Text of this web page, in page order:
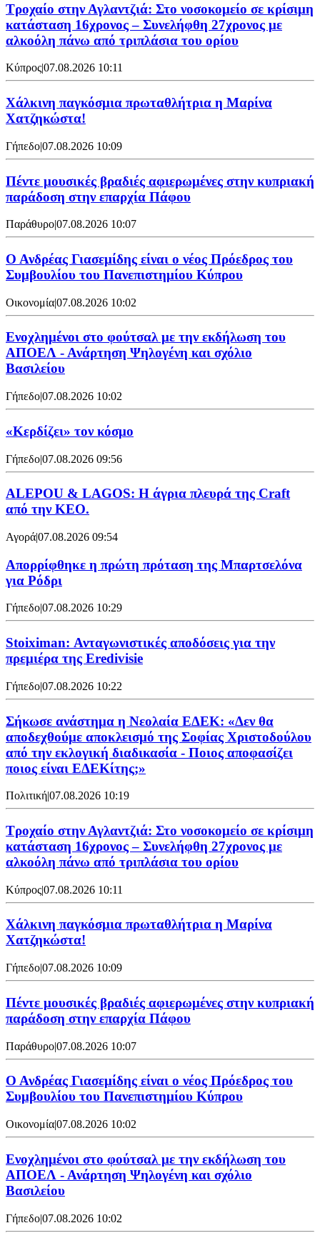
Τροχαίο στην Αγλαντζιά: Στο νοσοκομείο σε κρίσιμη
κατάσταση 16χρονος – Συνελήφθη 27χρονος με
αλκοόλη πάνω από τριπλάσια του ορίου
Κύπρος|07.08.2026 10:11
Χάλκινη παγκόσμια πρωταθλήτρια η Μαρίνα
Χατζηκώστα!
Γήπεδο|07.08.2026 10:09
Πέντε μουσικές βραδιές αφιερωμένες στην κυπριακή
παράδοση στην επαρχία Πάφου
Παράθυρο|07.08.2026 10:07
Ο Ανδρέας Γιασεμίδης είναι ο νέος Πρόεδρος του
Συμβουλίου του Πανεπιστημίου Κύπρου
Οικονομία|07.08.2026 10:02
Ενοχλημένοι στο φούτσαλ με την εκδήλωση του
ΑΠΟΕΛ - Ανάρτηση Ψηλογένη και σχόλιο
Βασιλείου
Γήπεδο|07.08.2026 10:02
«Κερδίζει» τον κόσμο
Γήπεδο|07.08.2026 09:56
ALEPOU & LAGOS: Η άγρια πλευρά της Craft
από την ΚΕΟ.
Αγορά|07.08.2026 09:54
Απορρίφθηκε η πρώτη πρόταση της Μπαρτσελόνα
για Ρόδρι
Γήπεδο|07.08.2026 10:29
Stoiximan: Ανταγωνιστικές αποδόσεις για την
πρεμιέρα της Eredivisie
Γήπεδο|07.08.2026 10:22
Σήκωσε ανάστημα η Νεολαία ΕΔΕΚ: «Δεν θα
αποδεχθούμε αποκλεισμό της Σοφίας Χριστοδούλου
από την εκλογική διαδικασία - Ποιος αποφασίζει
ποιος είναι ΕΔΕΚίτης;»
Πολιτική|07.08.2026 10:19
Τροχαίο στην Αγλαντζιά: Στο νοσοκομείο σε κρίσιμη
κατάσταση 16χρονος – Συνελήφθη 27χρονος με
αλκοόλη πάνω από τριπλάσια του ορίου
Κύπρος|07.08.2026 10:11
Χάλκινη παγκόσμια πρωταθλήτρια η Μαρίνα
Χατζηκώστα!
Γήπεδο|07.08.2026 10:09
Πέντε μουσικές βραδιές αφιερωμένες στην κυπριακή
παράδοση στην επαρχία Πάφου
Παράθυρο|07.08.2026 10:07
Ο Ανδρέας Γιασεμίδης είναι ο νέος Πρόεδρος του
Συμβουλίου του Πανεπιστημίου Κύπρου
Οικονομία|07.08.2026 10:02
Ενοχλημένοι στο φούτσαλ με την εκδήλωση του
ΑΠΟΕΛ - Ανάρτηση Ψηλογένη και σχόλιο
Βασιλείου
Γήπεδο|07.08.2026 10:02